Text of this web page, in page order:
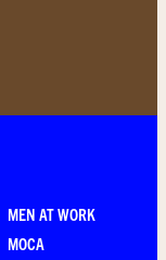
MEN AT WORK
MOCA